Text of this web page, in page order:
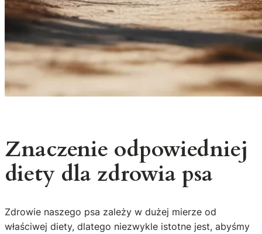
Znaczenie odpowiedniej
diety dla zdrowia psa
Zdrowie naszego psa zależy w dużej mierze od
właściwej diety, dlatego niezwykle istotne jest, abyśmy